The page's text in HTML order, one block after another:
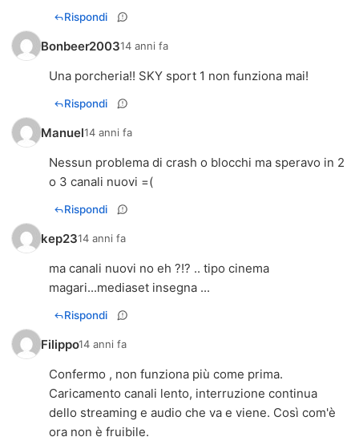
Rispondi
Bonbeer200314 anni fa
Una porcheria!! SKY sport 1 non funziona mai!
Rispondi
Manuel14 anni fa
Nessun problema di crash o blocchi ma speravo in 2
Rispondi
kep2314 anni fa
ma canali nuovi no eh ?!? .. tipo cinema
magari...mediaset insegna ...
Rispondi
Filippo14 anni fa
Confermo , non funziona più come prima.
Caricamento canali lento, interruzione continua
dello streaming e audio che va e viene. Così com'è
ora non è fruibile.